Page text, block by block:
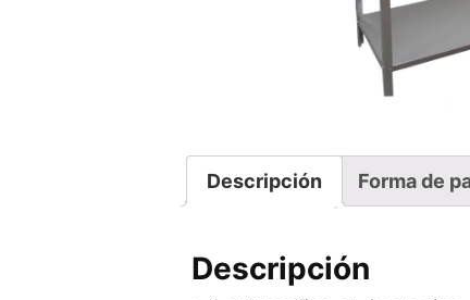
Descripción Forma de
Descripción